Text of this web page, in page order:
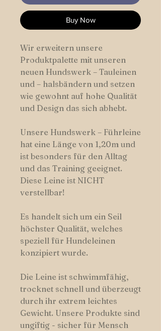
Buy Now
Wir erweitern unsere
Produktpalette mit unseren
neuen Hundswerk – Tauleinen
und – halsbändern und setzen
wie gewohnt auf hohe Qualität
und Design das sich abhebt.
Unsere Hundswerk – Führleine
hat eine Länge von 1,20m und
ist besonders für den Alltag
und das Training geeignet.
Diese Leine ist NICHT
verstellbar!
Es handelt sich um ein Seil
höchster Qualität, welches
speziell für Hundeleinen
konzipiert wurde.
Die Leine ist schwimmfähig,
trocknet schnell und überzeugt
durch ihr extrem leichtes
Gewicht. Unsere Produkte sind
ungiftig - sicher für Mensch